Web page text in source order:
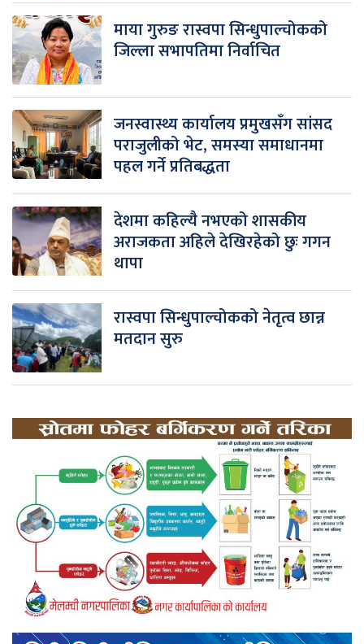
माया गुरुङ रास्वपा सिन्धुपाल्चोकको
जिल्ला सभापतिमा निर्वाचित
जनस्वास्थ्य कार्यालय प्रमुखसँग सांसद
पराजुलीको भेट, समस्या समाधानमा
पहल गर्ने प्रतिबद्धता
देशमा कहिल्यै नभएको शासकीय
अराजकता अहिले देखिरहेको छुः गगन
थापा
रास्वपा सिन्धुपाल्चोकको नेतृत्व छान्न
मतदान सुरु